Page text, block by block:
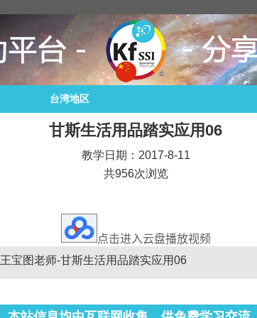
台湾地区
甘斯生活用品踏实应用06
教学日期：2017-8-11
共956次浏览
点击进入云盘播放视频
王宝图老师-甘斯生活用品踏实应用06